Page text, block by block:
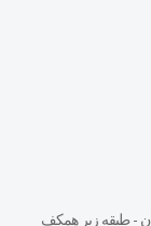
- طبقه زير همكف